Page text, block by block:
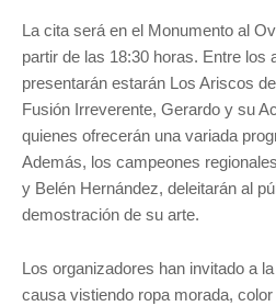
La cita será en el Monumento al
partir de las 18:30 horas. Entre los
presentarán estarán Los Ariscos
Fusión Irreverente, Gerardo y su
quienes ofrecerán una variada
Además, los campeones
y Belén Hernández, deleitarán al
demostración de su arte.
Los organizadores han invitado a
causa vistiendo ropa morada,